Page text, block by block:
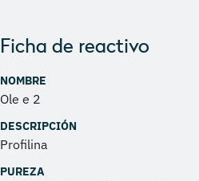
Ficha de reactivo
NOMBRE
Ole e 2
DESCRIPCIÓN
Profilina
PUREZA